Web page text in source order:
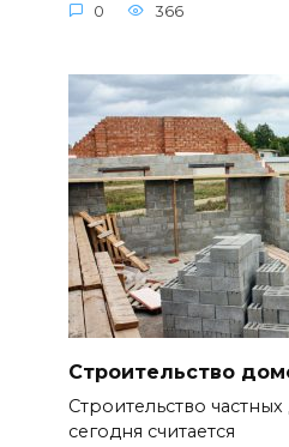
0 366
Строительство
Строительство
сегодня считается